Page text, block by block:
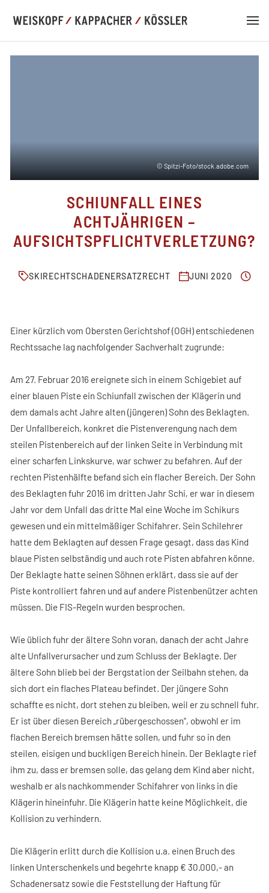
KANZLEI
KOMPETENZ
TEAM
FACHBEITRÄGE
© Spitzi-Foto/stock.adobe.com
SCHIUNFALL EINES
ACHTJÄHRIGEN –
AUFSICHTSPFLICHTVERLETZUNG?
SKIRECHTSCHADENERSATZRECHT JUNI 2020
Einer kürzlich vom Obersten Gerichtshof (OGH) entschiedenen
Rechtssache lag nachfolgender Sachverhalt zugrunde:
Am 27. Februar 2016 ereignete sich in einem Schigebiet auf
einer blauen Piste ein Schiunfall zwischen der Klägerin und
dem damals acht Jahre alten (jüngeren) Sohn des Beklagten.
Der Unfallbereich, konkret die Pistenverengung nach dem
steilen Pistenbereich auf der linken Seite in Verbindung mit
einer scharfen Linkskurve, war schwer zu befahren. Auf der
rechten Pistenhälfte befand sich ein flacher Bereich. Der Sohn
des Beklagten fuhr 2016 im dritten Jahr Schi, er war in diesem
Jahr vor dem Unfall das dritte Mal eine Woche im Schikurs
gewesen und ein mittelmäßiger Schifahrer. Sein Schilehrer
hatte dem Beklagten auf dessen Frage gesagt, dass das Kind
blaue Pisten selbständig und auch rote Pisten abfahren könne.
Der Beklagte hatte seinen Söhnen erklärt, dass sie auf der
Piste kontrolliert fahren und auf andere Pistenbenützer achten
müssen. Die FIS-Regeln wurden besprochen.
Wie üblich fuhr der ältere Sohn voran, danach der acht Jahre
alte Unfallverursacher und zum Schluss der Beklagte. Der
ältere Sohn blieb bei der Bergstation der Seilbahn stehen, da
sich dort ein flaches Plateau befindet. Der jüngere Sohn
schaffte es nicht, dort stehen zu bleiben, weil er zu schnell fuhr.
Er ist über diesen Bereich „rübergeschossen“, obwohl er im
flachen Bereich bremsen hätte sollen, und fuhr so in den
steilen, eisigen und buckligen Bereich hinein. Der Beklagte rief
ihm zu, dass er bremsen solle, das gelang dem Kind aber nicht,
weshalb er als nachkommender Schifahrer von links in die
Klägerin hineinfuhr. Die Klägerin hatte keine Möglichkeit, die
Kollision zu verhindern.
Die Klägerin erlitt durch die Kollision u.a. einen Bruch des
linken Unterschenkels und begehrte knapp € 30.000,- an
Schadenersatz sowie die Feststellung der Haftung für